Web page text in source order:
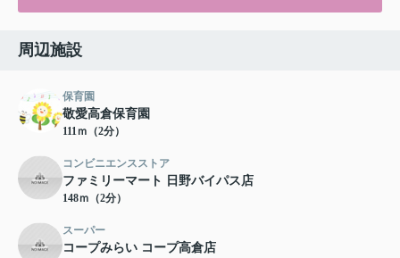
周辺施設
保育園
敬愛高倉保育園
111ｍ（2分）
コンビニエンスストア
ファミリーマート 日野バイパス店
148ｍ（2分）
スーパー
コープみらい コープ高倉店